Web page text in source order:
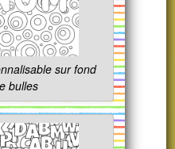
sur fond
bulles